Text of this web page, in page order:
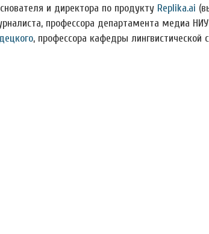
и директора по продукту Replika.ai
профессора департамента медиа
, профессора кафедры лингвистической